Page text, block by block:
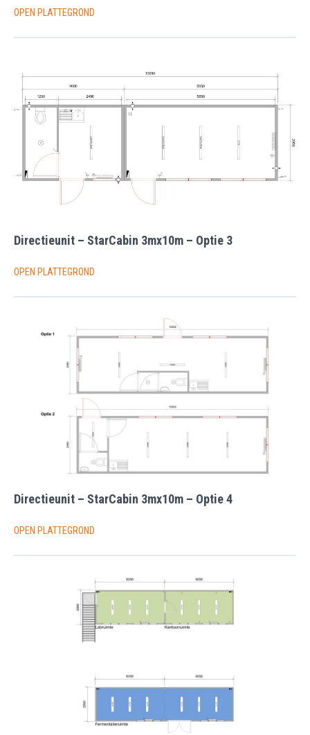
OPEN PLATTEGROND
Directieunit – StarCabin 3mx10m – Optie 3
OPEN PLATTEGROND
Directieunit – StarCabin 3mx10m – Optie 4
OPEN PLATTEGROND